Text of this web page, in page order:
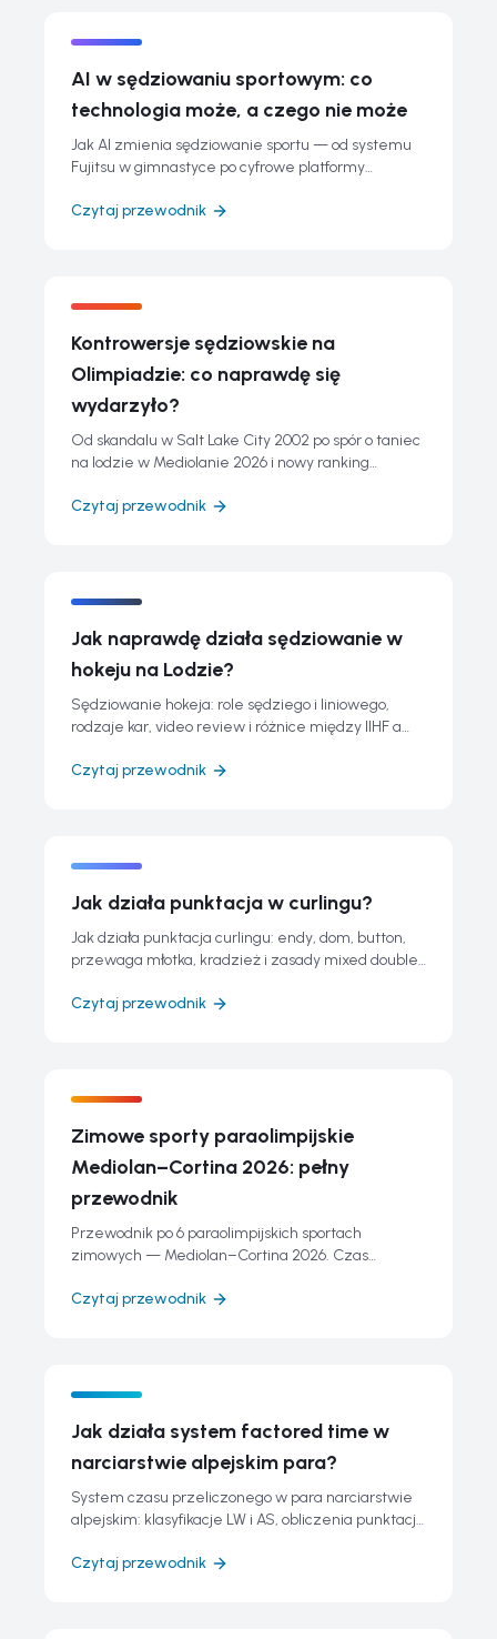
AI w sędziowaniu sportowym: co
technologia może, a czego nie może
Jak AI zmienia sędziowanie sportu — od systemu
Fujitsu w gimnastyce po cyfrowe platformy
Czytaj przewodnik
Kontrowersje sędziowskie na
Olimpiadzie: co naprawdę się
wydarzyło?
Od skandalu w Salt Lake City 2002 po spór o taniec
na lodzie w Mediolanie 2026 i nowy ranking
reformy.
Czytaj przewodnik
Jak naprawdę działa sędziowanie w
hokeju na Lodzie?
Sędziowanie hokeja: role sędziego i liniowego,
rodzaje kar, video review i różnice między IIHF a
Czytaj przewodnik
Jak działa punktacja w curlingu?
Jak działa punktacja curlingu: endy, dom, button,
przewaga młotka, kradzież i zasady mixed doubles
Czytaj przewodnik
Zimowe sporty paraolimpijskie
Mediolan–Cortina 2026: pełny
przewodnik
Przewodnik po 6 paraolimpijskich sportach
zimowych — Mediolan–Cortina 2026. Czas
Czytaj przewodnik
Jak działa system factored time w
narciarstwie alpejskim para?
System czasu przeliczonego w para narciarstwie
alpejskim: klasyfikacje LW i AS, obliczenia punktacji i
Czytaj przewodnik